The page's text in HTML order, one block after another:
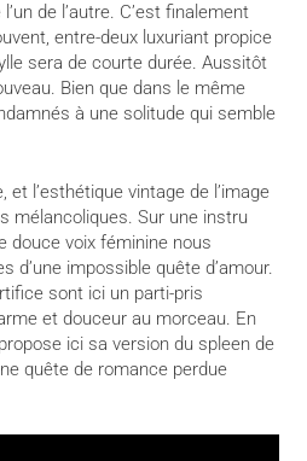
de l’autre. C’est finalement
entre-deux luxuriant propice
sera de courte durée. Aussitôt
Bien que dans le même
à une solitude qui semble
l’esthétique vintage de l’image
mélancoliques. Sur une instru
douce voix féminine nous
d’une impossible quête d’amour.
sont ici un parti-pris
et douceur au morceau. En
ici sa version du spleen de
quête de romance perdue